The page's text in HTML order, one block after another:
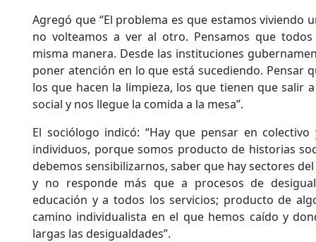
Agregó que “El problema es que estamos viviendo
no volteamos a ver al otro. Pensamos que
misma manera. Desde las instituciones
poner atención en lo que está sucediendo. Pensar
los que hacen la limpieza, los que tienen que salir
social y nos llegue la comida a la mesa”.
El sociólogo indicó: “Hay que pensar en
individuos, porque somos producto de historias
debemos sensibilizarnos, saber que hay sectores
y no responde más que a procesos de
educación y a todos los servicios; producto de
camino individualista en el que hemos caído y
largas las desigualdades”.